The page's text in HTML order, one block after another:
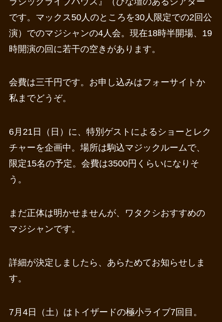
です。マックス50人のところを30人限定での2回公
演）でのマジシャンの4人会。現在18時半開場、19
時開演の回に若干の空きがあります。
会費は三千円です。お申し込みはフォーサイトか
私までどうぞ。
6月21日（日）に、特別ゲストによるショーとレク
チャーを企画中。場所は駒込マジックルームで、
限定15名の予定。会費は3500円くらいになりそ
う。
まだ正体は明かせませんが、ワタクシおすすめの
マジシャンです。
詳細が決定しましたら、あらためてお知らせしま
す。
7月4日（土）はトイザードの極小ライブ7回目。